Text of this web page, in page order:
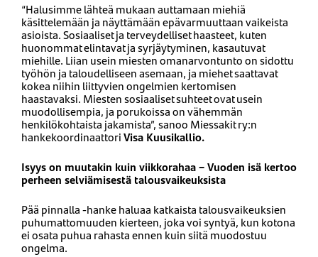
“Halusimme lähteä mukaan auttamaan miehiä
käsittelemään ja näyttämään epävarmuuttaan vaikeista
asioista. Sosiaaliset ja terveydelliset haasteet, kuten
huonommat elintavat ja syrjäytyminen, kasautuvat
miehille. Liian usein miesten omanarvontunto on sidottu
työhön ja taloudelliseen asemaan, ja miehet saattavat
kokea niihin liittyvien ongelmien kertomisen
haastavaksi. Miesten sosiaaliset suhteet ovat usein
muodollisempia, ja porukoissa on vähemmän
henkilökohtaista jakamista”, sanoo Miessakit ry:n
hankekoordinaattoriVisa Kuusikallio.
Isyys on muutakin kuin viikkorahaa – Vuoden isä kertoo
perheen selviämisestä talousvaikeuksista
Pää pinnalla -hanke haluaa katkaista talousvaikeuksien
puhumattomuuden kierteen, joka voi syntyä, kun kotona
ei osata puhua rahasta ennen kuin siitä muodostuu
ongelma.